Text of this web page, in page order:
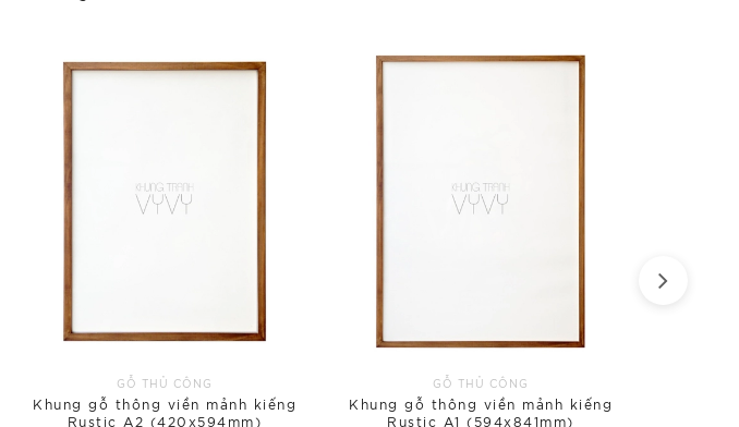
GỖ THỦ CÔNG
Khung gỗ thông viền mảnh kiếng
Rustic A2 (420x594mm)
GỖ THỦ CÔNG
Khung gỗ thông viền mảnh kiếng
Rustic A1 (594x841mm)